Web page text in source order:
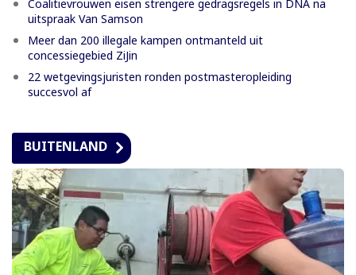
Coalitievrouwen eisen strengere gedragsregels in DNA na
uitspraak Van Samson
Meer dan 200 illegale kampen ontmanteld uit
concessiegebied ZiJin
22 wetgevingsjuristen ronden postmasteropleiding
succesvol af
BUITENLAND